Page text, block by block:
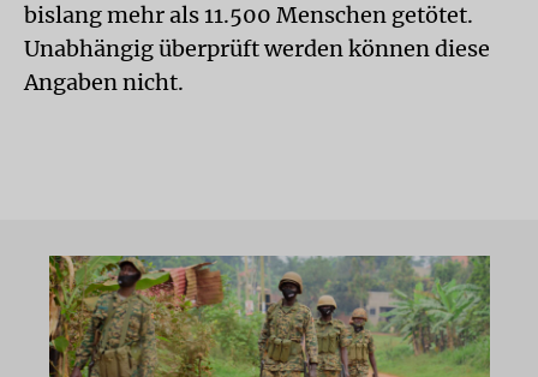
bislang mehr als 11.500 Menschen getötet.
Unabhängig überprüft werden können diese
Angaben nicht.